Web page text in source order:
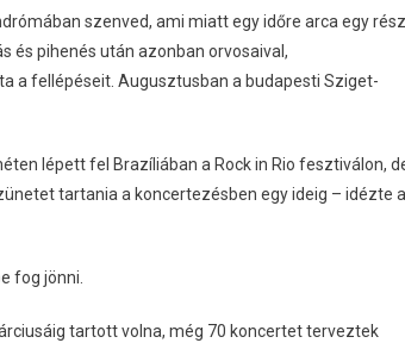
szenved, ami miatt egy időre arca egy
és pihenés után azonban orvosaival,
a fellépéseit. Augusztusban a budapesti Sziget-
lépett fel Brazíliában a Rock in Rio fesztiválon,
tartania a koncertezésben egy ideig – idézte a
fog jönni.
tartott volna, még 70 koncertet terveztek